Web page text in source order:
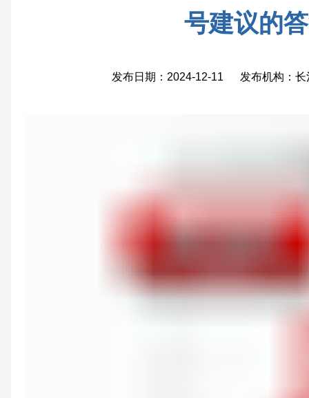
号建议的
发布日期：2024-12-11 发布机构：长